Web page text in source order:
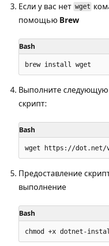
Если у вас нет wget
помощью Brew
Bash
Выполните следующую
скрипт:
Bash
Предоставление
выполнение
Bash